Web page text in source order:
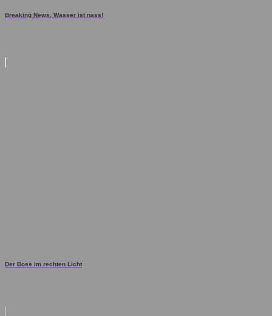
Breaking News, Wasser ist nass!
Der Boss im rechten Licht